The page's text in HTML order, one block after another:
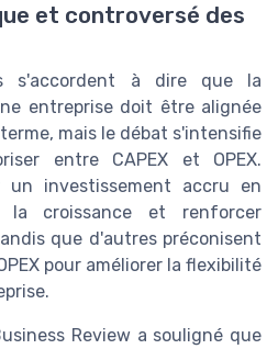
et controversé des
s'accordent à dire que la
entreprise doit être alignée
mais le débat s'intensifie
entre CAPEX et OPEX.
un investissement accru en
la croissance et renforcer
que d'autres préconisent
pour améliorer la flexibilité
Review a souligné que